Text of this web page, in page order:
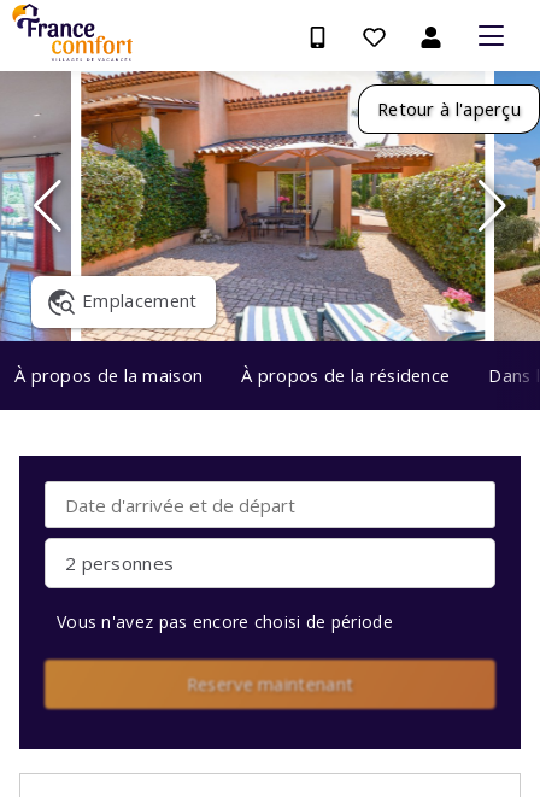
Retour à l'aperçu
Emplacement
À propos de la maison À propos de la résidence Dans
2 personnes
Vous n'avez pas encore choisi de période
Reserve maintenant